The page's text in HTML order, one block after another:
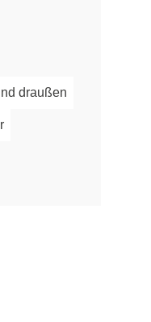
draußen